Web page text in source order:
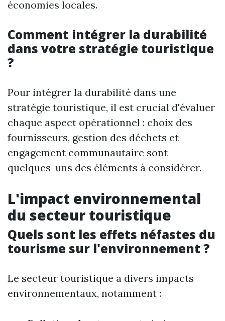
économies locales.
Comment intégrer la durabilité
dans votre stratégie touristique
?
Pour intégrer la durabilité dans une
stratégie touristique, il est crucial d'évaluer
chaque aspect opérationnel : choix des
fournisseurs, gestion des déchets et
engagement communautaire sont
quelques-uns des éléments à considérer.
L'impact environnemental
du secteur touristique
Quels sont les effets néfastes du
tourisme sur l'environnement ?
Le secteur touristique a divers impacts
environnementaux, notamment :